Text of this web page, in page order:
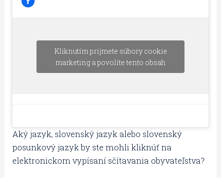
Kliknutím prijmete súbory cookie
marketing a povolíte tento obsah
Aký jazyk, slovenský jazyk alebo slovenský
posunkový jazyk by ste mohli kliknúť na
elektronickom vypísaní sčítavania obyvateľstva?